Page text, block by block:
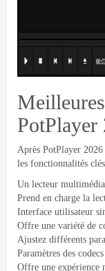
PotPlayer
Après PotPlayer
les fonctionnalités
Un lecteur
Prend en charge la
Interface utilisateur
Offre une variété de
Ajustez différents
Paramètres des
Offre une expérience